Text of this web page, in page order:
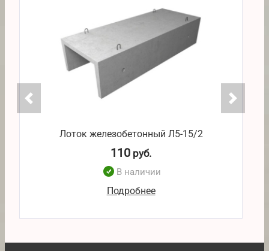
Лоток железобетонный Л5-15/2
110 руб.
В наличии
Подробнее